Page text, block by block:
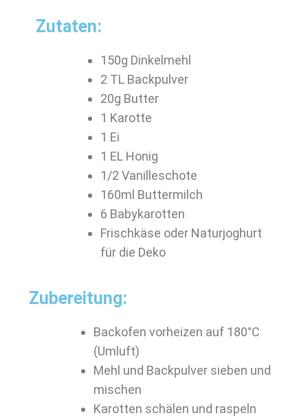
Zutaten:
150g Dinkelmehl
2 TL Backpulver
20g Butter
1 Karotte
1 Ei
1 EL Honig
1/2 Vanilleschote
160ml Buttermilch
6 Babykarotten
Frischkäse oder Naturjoghurt
für die Deko
Zubereitung:
Backofen vorheizen auf 180°C
(Umluft)
Mehl und Backpulver sieben und
mischen
Karotten schälen und raspeln